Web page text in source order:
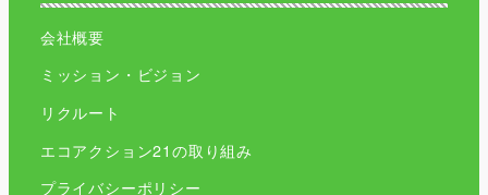
会社概要
ミッション・ビジョン
リクルート
エコアクション21の取り組み
プライバシーポリシー